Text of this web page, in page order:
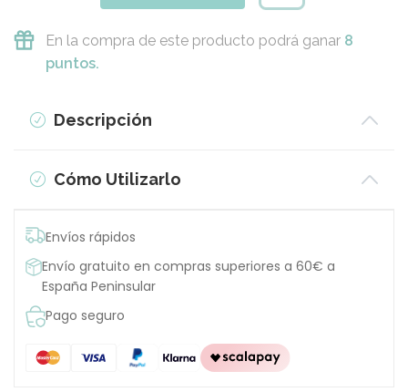
En la compra de este producto podrá ganar 8
puntos.
Descripción
Cómo Utilizarlo
Envíos rápidos
Envío gratuito en compras superiores a 60€ a
España Peninsular
Pago seguro